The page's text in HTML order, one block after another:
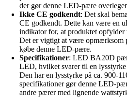
der gør denne LED-pære
Ikke CE godkendt: Det skal
CE godkendt. Dette kan være en
indikator for, at produktet opfylder
Det er vigtigt at være opmærksom
købe denne LED-pære.
Specifikationer: LED BA20D
LED, hvilket svarer til en
Den har en lysstyrke på ca. 900-
specifikationer gør denne LED-
andre pærer med lignende